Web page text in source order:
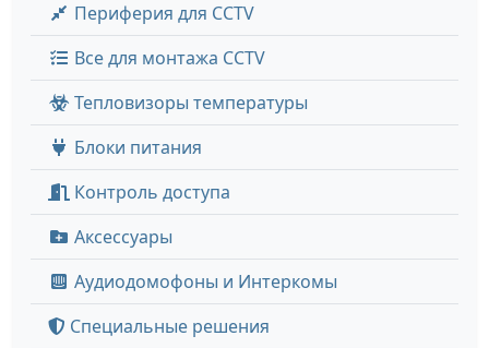
Периферия для CCTV
Все для монтажа CCTV
Тепловизоры температуры
Блоки питания
Контроль доступа
Аксессуары
Аудиодомофоны и Интеркомы
Специальные решения